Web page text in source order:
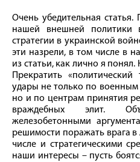
Очень убедительная
нашей внешней
стратегии в украинской
эти назрели, в том числе в
из статьи, как лично я
Прекратить
удары не только по военным
но и по центрам принятия
враждебных элит.
железобетонными
решимости поражать врага
числе и стратегическими
наши интересы – пусть